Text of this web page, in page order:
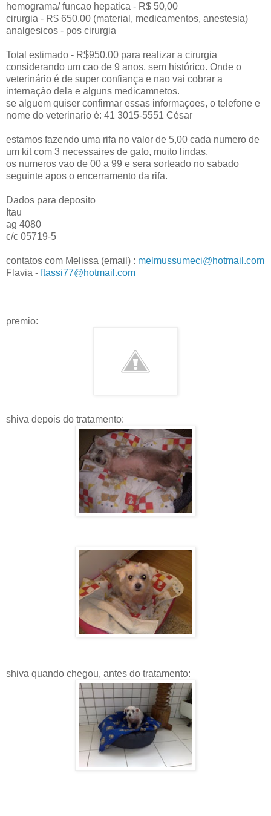
hemograma/ funcao hepatica - R$ 50,00
cirurgia - R$ 650.00 (material, medicamentos, anestesia)
analgesicos - pos cirurgia
Total estimado - R$950.00 para realizar a cirurgia
considerando um cao de 9 anos, sem histórico. Onde o
veterinário é de super confiança e nao vai cobrar a
internaçào dela e alguns medicamnetos.
se alguem quiser confirmar essas informaçoes, o telefone e
nome do veterinario é: 41 3015-5551 César
estamos fazendo uma rifa no valor de 5,00 cada numero de
um kit com 3 necessaires de gato, muito lindas.
os numeros vao de 00 a 99 e sera sorteado no sabado
seguinte apos o encerramento da rifa.
Dados para deposito
Itau
ag 4080
c/c 05719-5
contatos com Melissa (email) : melmussumeci@hotmail.com
Flavia - ftassi77@hotmail.com
premio:
shiva depois do tratamento:
shiva quando chegou, antes do tratamento: